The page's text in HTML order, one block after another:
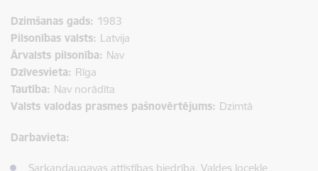
Dzimšanas gads: 1983
Pilsonības valsts: Latvija
Ārvalsts pilsonība: Nav
Dzīvesvieta: Rīga
Tautība: Nav norādīta
Valsts valodas prasmes pašnovērtējums: Dzimtā
Darbavieta:
Sarkandaugavas attīstības biedrība, Valdes locekle